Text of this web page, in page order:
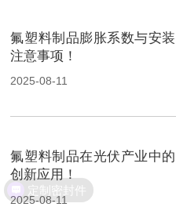
氟塑料制品膨胀系数与安装
注意事项！
2025-08-11
氟塑料制品在光伏产业中的
创新应用！
2025-08-11
定制密封件